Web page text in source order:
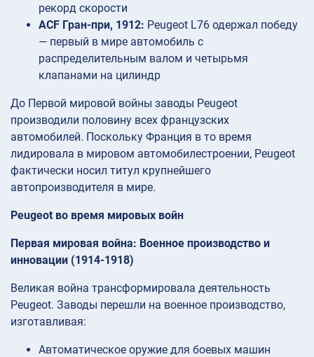
рекорд скорости
ACF Гран-при, 1912: Peugeot L76 одержал победу
— первый в мире автомобиль с
распределительным валом и четырьмя
клапанами на цилиндр
До Первой мировой войны заводы Peugeot
производили половину всех французских
автомобилей. Поскольку Франция в то время
лидировала в мировом автомобилестроении, Peugeot
фактически носил титул крупнейшего
автопроизводителя в мире.
Peugeot во время мировых войн
Первая мировая война: Военное производство и
инновации (1914-1918)
Великая война трансформировала деятельность
Peugeot. Заводы перешли на военное производство,
изготавливая:
Автоматическое оружие для боевых машин